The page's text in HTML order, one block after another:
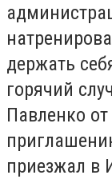
держать
горячий
Павленко
приезжал в